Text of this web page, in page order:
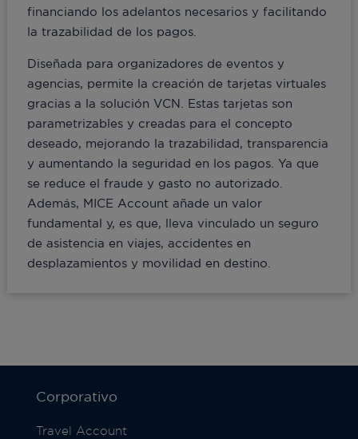
financiando los adelantos necesarios y facilitando
la trazabilidad de los pagos.
Diseñada para organizadores de eventos y
agencias, permite la creación de tarjetas virtuales
gracias a la solución VCN. Estas tarjetas son
parametrizables y creadas para el concepto
deseado, mejorando la trazabilidad, transparencia
y aumentando la seguridad en los pagos. Ya que
se reduce el fraude y gasto no autorizado.
Además, MICE Account añade un valor
fundamental y, es que, lleva vinculado un seguro
de asistencia en viajes, accidentes en
desplazamientos y movilidad en destino.
Corporativo
Travel Account